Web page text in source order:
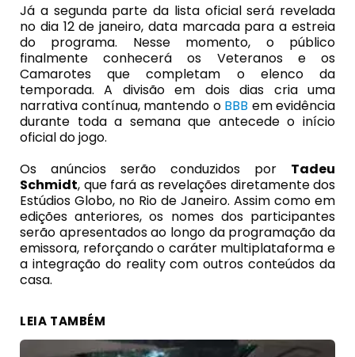
Já a segunda parte da lista oficial será revelada
no dia 12 de janeiro, data marcada para a estreia
do programa. Nesse momento, o público
finalmente conhecerá os Veteranos e os
Camarotes que completam o elenco da
temporada. A divisão em dois dias cria uma
narrativa contínua, mantendo o BBB em evidência
durante toda a semana que antecede o início
oficial do jogo.
Os anúncios serão conduzidos por Tadeu
Schmidt, que fará as revelações diretamente dos
Estúdios Globo, no Rio de Janeiro. Assim como em
edições anteriores, os nomes dos participantes
serão apresentados ao longo da programação da
emissora, reforçando o caráter multiplataforma e
a integração do reality com outros conteúdos da
casa.
LEIA TAMBÉM